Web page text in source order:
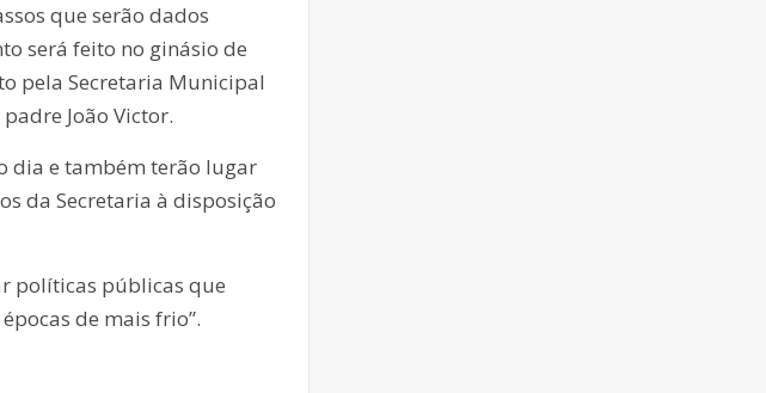
que serão dados
será feito no ginásio de
pela Secretaria Municipal
João Victor.
dia e também terão lugar
da Secretaria à disposição
políticas públicas que
de mais frio”.